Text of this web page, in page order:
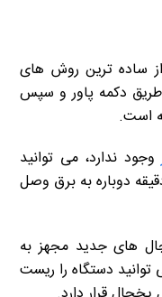
ساده ترین روش های
دکمه پاور و سپس
است.
وجود ندارد، می توانید
دوباره به برق وصل
های جدید مجهز به
دستگاه را ریست